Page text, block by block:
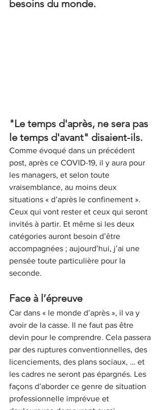
besoins du monde.
"Le temps d'après, ne sera pas
le temps d'avant" disaient-ils.
Comme évoqué dans un précédent
post, après ce COVID-19, il y aura pour
les managers, et selon toute
vraisemblance, au moins deux
situations « d’après le confinement ».
Ceux qui vont rester et ceux qui seront
invités à partir. Et même si les deux
catégories auront besoin d’être
accompagnées ; aujourd’hui, j’ai une
pensée toute particulière pour la
seconde.
Face à l’épreuve
Car dans « le monde d’après », il va y
avoir de la casse. Il ne faut pas être
devin pour le comprendre. Cela passera
par des ruptures conventionnelles, des
licenciements, des plans sociaux, … et
les cadres ne seront pas épargnés. Les
façons d’aborder ce genre de situation
professionnelle imprévue et